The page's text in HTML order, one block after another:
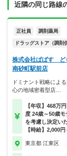
近隣の同じ路線
正社員 調剤薬局
ドラッグストア（調剤
株式会社ぱぱす ど
南砂町駅前店
ドミナント戦略によ
心の地域密着型店…
【年収】468万
度 24歳～50歳
を考慮し決定い
【時給】2,000
東京都 江東区